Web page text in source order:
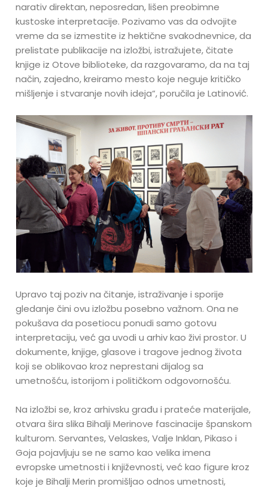
narativ direktan, neposredan, lišen preobimne
kustoske interpretacije. Pozivamo vas da odvojite
vreme da se izmestite iz hektične svakodnevnice, da
prelistate publikacije na izložbi, istražujete, čitate
knjige iz Otove biblioteke, da razgovaramo, da na taj
način, zajedno, kreiramo mesto koje neguje kritičko
mišljenje i stvaranje novih ideja“, poručila je Latinović.
Upravo taj poziv na čitanje, istraživanje i sporije
gledanje čini ovu izložbu posebno važnom. Ona ne
pokušava da posetiocu ponudi samo gotovu
interpretaciju, već ga uvodi u arhiv kao živi prostor. U
dokumente, knjige, glasove i tragove jednog života
koji se oblikovao kroz neprestani dijalog sa
umetnošću, istorijom i političkom odgovornošću.
Na izložbi se, kroz arhivsku građu i prateće materijale,
otvara šira slika Bihalji Merinove fascinacije španskom
kulturom. Servantes, Velaskes, Valje Inklan, Pikaso i
Goja pojavljuju se ne samo kao velika imena
evropske umetnosti i književnosti, već kao figure kroz
koje je Bihalji Merin promišljao odnos umetnosti,